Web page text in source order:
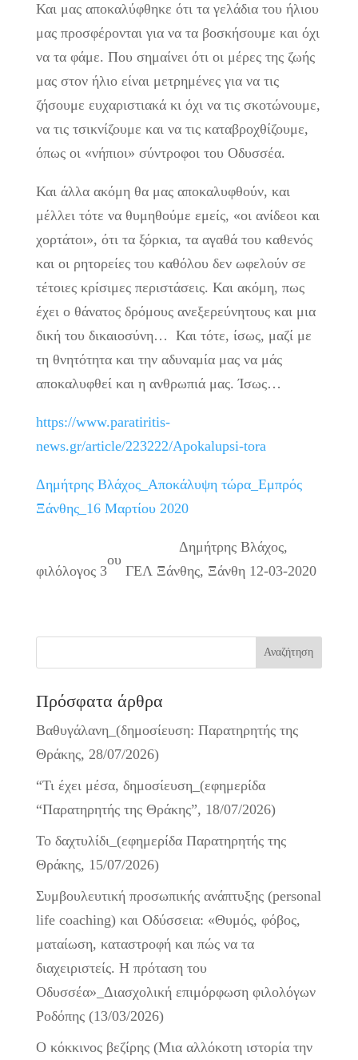
Και μας αποκαλύφθηκε ότι τα γελάδια του ήλιου
μας προσφέρονται για να τα βοσκήσουμε και όχι
να τα φάμε. Που σημαίνει ότι οι μέρες της ζωής
μας στον ήλιο είναι μετρημένες για να τις
ζήσουμε ευχαριστιακά κι όχι να τις σκοτώνουμε,
να τις τσικνίζουμε και να τις καταβροχθίζουμε,
όπως οι «νήπιοι» σύντροφοι του Οδυσσέα.
Και άλλα ακόμη θα μας αποκαλυφθούν, και
μέλλει τότε να θυμηθούμε εμείς, «οι ανίδεοι και
χορτάτοι», ότι τα ξόρκια, τα αγαθά του καθενός
και οι ρητορείες του καθόλου δεν ωφελούν σε
τέτοιες κρίσιμες περιστάσεις. Και ακόμη, πως
έχει ο θάνατος δρόμους ανεξερεύνητους και μια
δική του δικαιοσύνη… Και τότε, ίσως, μαζί με
τη θνητότητα και την αδυναμία μας να μάς
αποκαλυφθεί και η ανθρωπιά μας. Ίσως…
https://www.paratiritis-
news.gr/article/223222/Apokalupsi-tora
Δημήτρης Βλάχος_Αποκάλυψη τώρα_Εμπρός
Ξάνθης_16 Μαρτίου 2020
Δημήτρης Βλάχος,
φιλόλογος 3
ου
ΓΕΛ Ξάνθης, Ξάνθη 12-03-2020
Πρόσφατα άρθρα
Βαθυγάλανη_(δημοσίευση: Παρατηρητής της
Θράκης, 28/07/2026)
“Τι έχει μέσα, δημοσίευση_(εφημερίδα
“Παρατηρητής της Θράκης”, 18/07/2026)
Το δαχτυλίδι_(εφημερίδα Παρατηρητής της
Θράκης, 15/07/2026)
Συμβουλευτική προσωπικής ανάπτυξης (personal
life coaching) και Οδύσσεια: «Θυμός, φόβος,
ματαίωση, καταστροφή και πώς να τα
διαχειριστείς. Η πρόταση του
Οδυσσέα»_Διασχολική επιμόρφωση φιλολόγων
Ροδόπης (13/03/2026)
Ο κόκκινος βεζίρης (Μια αλλόκοτη ιστορία την